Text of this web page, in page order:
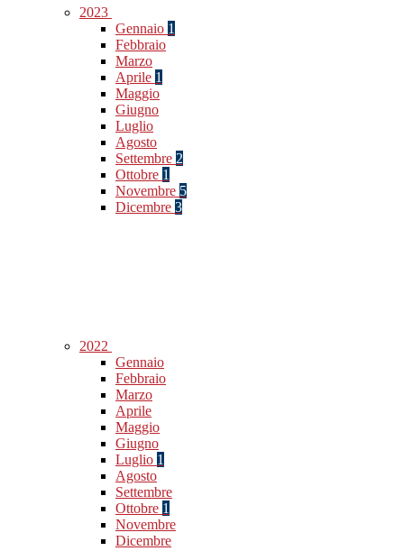
2023
Gennaio 1
Febbraio
Marzo
Aprile 1
Maggio
Giugno
Luglio
Agosto
Settembre 2
Ottobre 1
Novembre 5
Dicembre 3
2022
Gennaio
Febbraio
Marzo
Aprile
Maggio
Giugno
Luglio 1
Agosto
Settembre
Ottobre 1
Novembre
Dicembre